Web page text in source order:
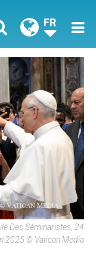
FR
Des Séminaristes, 24
2025 © Vatican Media